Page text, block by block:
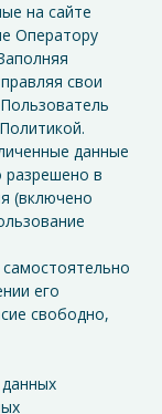
на сайте
Оператору
свои
данные
разрешено в
(включено
его
свободно,